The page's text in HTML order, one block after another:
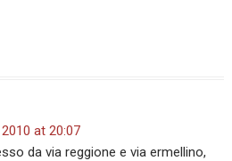
at 20:07
da via reggione e via ermellino,